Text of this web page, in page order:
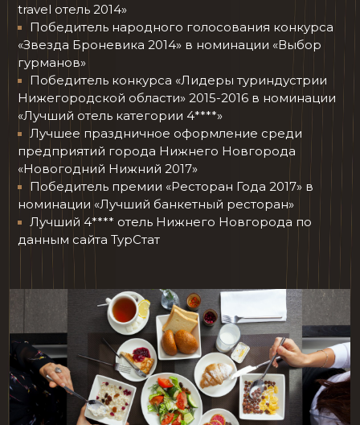
travel отель 2014»
Победитель народного голосования конкурса
«Звезда Броневика 2014» в номинации «Выбор
гурманов»
Победитель конкурса «Лидеры туриндустрии
Нижегородской области» 2015-2016 в номинации
«Лучший отель категории 4****»
Лучшее праздничное оформление среди
предприятий города Нижнего Новгорода
«Новогодний Нижний 2017»
Победитель премии «Ресторан Года 2017» в
номинации «Лучший банкетный ресторан»
Лучший 4**** отель Нижнего Новгорода по
данным сайта ТурСтат